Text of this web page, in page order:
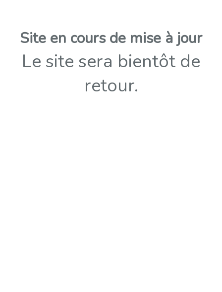
Site en cours de mise à jour
Le site sera bientôt de
retour.